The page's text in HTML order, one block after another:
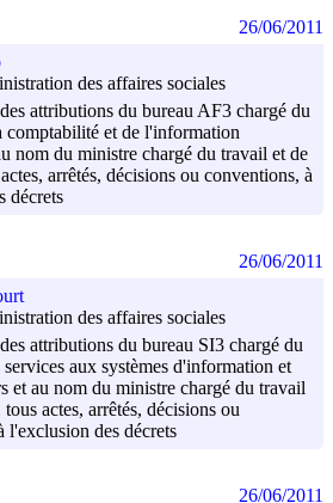
des affaires sociales
attributions du bureau AF3 chargé du
comptabilité et de l'information
nom du ministre chargé du travail et de
arrêtés, décisions ou conventions, à
décrets
26/06/2011
des affaires sociales
attributions du bureau SI3 chargé du
services aux systèmes d'information et
et au nom du ministre chargé du travail
actes, arrêtés, décisions ou
l'exclusion des décrets
26/06/2011
26/06/2011